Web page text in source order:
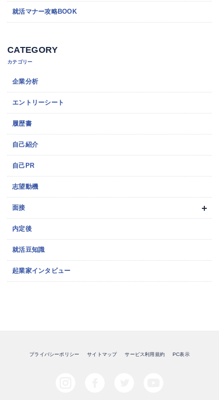
就活マナー攻略BOOK
CATEGORY
カテゴリー
企業分析
エントリーシート
履歴書
自己紹介
自己PR
志望動機
面接
内定後
就活豆知識
起業家インタビュー
プライバシーポリシー サイトマップ サービス利用規約 PC表示